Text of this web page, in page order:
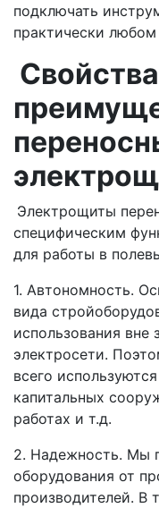
подключать
практически
Электрощиты
специфическим
для работы в
1. Автономность.
вида
использования вне
электросети.
всего
капитальных
работах и т.д.
2. Надежность. Мы
оборудования от
производителей. В